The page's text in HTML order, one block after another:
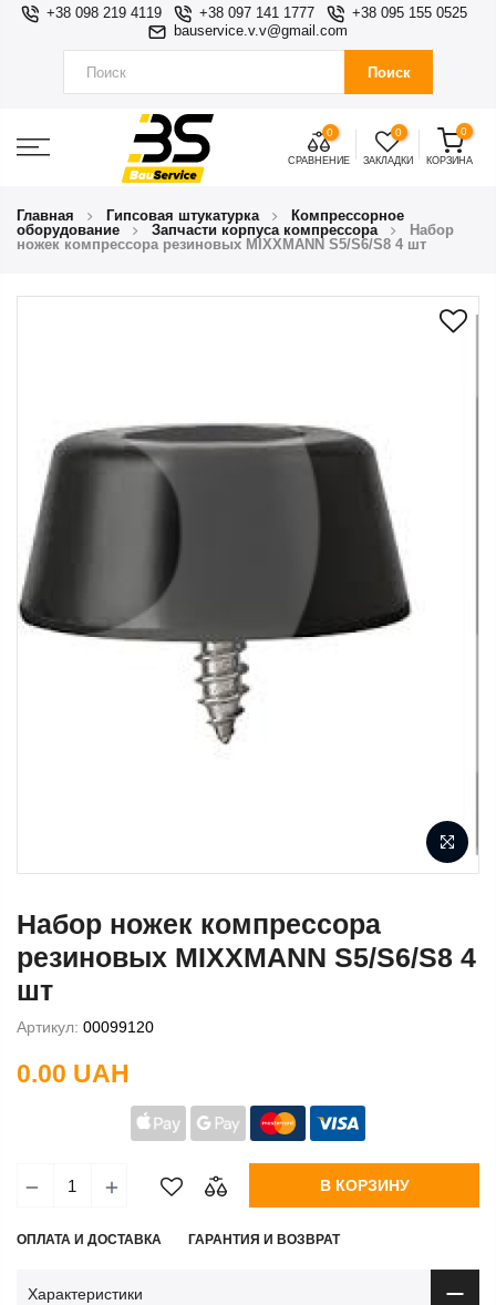
+38 098 219 4119 +38 097 141 1777
+38 095 155 0525
bauservice.v.v@gmail.com
Поиск
0
СРАВНЕНИЕ
0
ЗАКЛАДКИ
0
КОРЗИНА
Главная Гипсовая штукатурка
Компрессорное
оборудование
Запчасти корпуса компрессора
Набор
ножек компрессора резиновых MIXXMANN S5/S6/S8 4 шт
Набор ножек компрессора
резиновых MIXXMANN S5/S6/S8 4
шт
Артикул: 00099120
0.00 UAH
В КОРЗИНУ
ОПЛАТА И ДОСТАВКА ГАРАНТИЯ И ВОЗВРАТ
Характеристики